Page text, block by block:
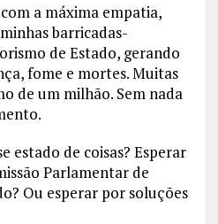
a máxima empatia,
barricadas-
de Estado, gerando
fome e mortes. Muitas
de um milhão. Sem nada
estado de coisas? Esperar
Parlamentar de
Ou esperar por soluções